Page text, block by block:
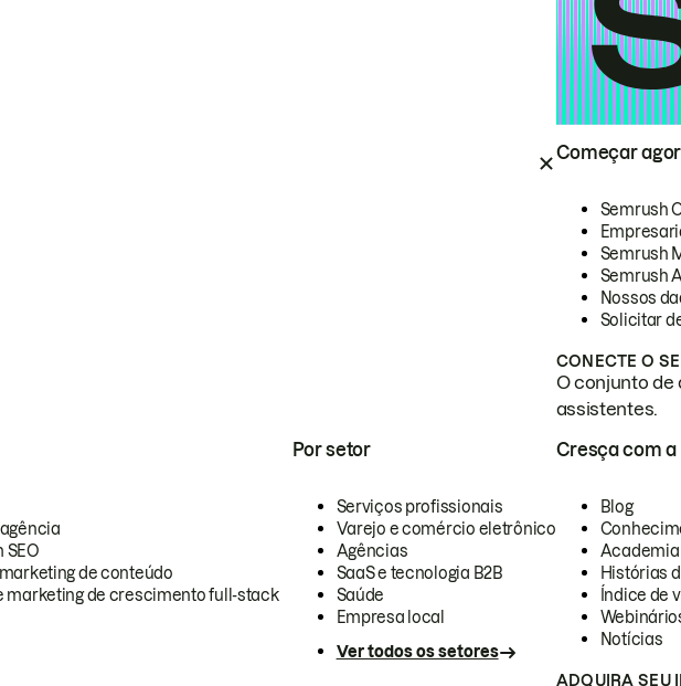
Começar
Semrush
Semrush
Semrush
Nossos
Solicitar
CONECTE O
O conjunto de
assistentes.
SEO
de conteúdo
marketing de crescimento full-stack
Por setor
Serviços profissionais
Varejo e comércio eletrônico
Agências
SaaS e tecnologia B2B
Saúde
Empresa local
Ver todos os setores
Cresça com a
Blog
Academia
Histórias
Índice de
Notícias
ADQUIRA SEU